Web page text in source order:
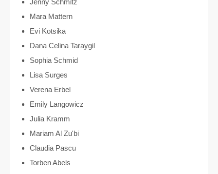
Mara Mattern
Evi Kotsika
Dana Celina Taraygil
Sophia Schmid
Lisa Surges
Verena Erbel
Emily Langowicz
Julia Kramm
Mariam Al Zu'bi
Claudia Pascu
Torben Abels